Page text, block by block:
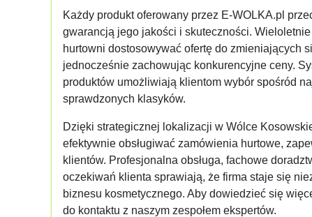
Każdy produkt oferowany przez E-WOLKA.pl
gwarancją jego jakości i skuteczności.
hurtowni dostosowywać ofertę do zmieniających
jednocześnie zachowując konkurencyjne ceny.
produktów umożliwiają klientom wybór spośród
sprawdzonych klasyków.
Dzięki strategicznej lokalizacji w Wólce
efektywnie obsługiwać zamówienia hurtowe,
klientów. Profesjonalna obsługa, fachowe
oczekiwań klienta sprawiają, że firma staje się
biznesu kosmetycznego. Aby dowiedzieć się
do kontaktu z naszym zespołem ekspertów.